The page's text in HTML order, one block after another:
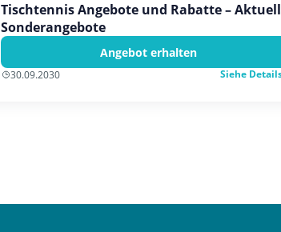
Tischtennis Angebote und Rabatte –
Sonderangebote
Angebot erhalten
30.09.2030 Siehe